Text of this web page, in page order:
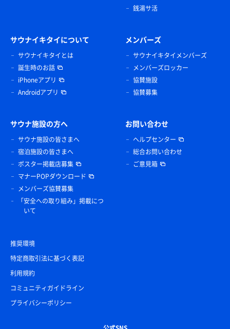
銭湯サ活
サウナイキタイについて
サウナイキタイとは
誕生時のお話
iPhoneアプリ
Androidアプリ
メンバーズ
サウナイキタイメンバーズ
メンバーズロッカー
協賛施設
協賛募集
サウナ施設の方へ
サウナ施設の皆さまへ
宿泊施設の皆さまへ
ポスター掲載店募集
マナーPOPダウンロード
メンバーズ協賛募集
「安全への取り組み」掲載につ
いて
お問い合わせ
ヘルプセンター
総合お問い合わせ
ご意見箱
推奨環境
特定商取引法に基づく表記
利用規約
コミュニティガイドライン
プライバシーポリシー